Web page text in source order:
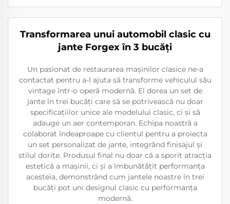
Transformarea unui automobil clasic cu
jante Forgex în 3 bucăți
Un pasionat de restaurarea mașinilor clasice ne-a
contactat pentru a-l ajuta să transforme vehiculul său
vintage într-o operă modernă. El dorea un set de
jante în trei bucăți care să se potrivească nu doar
specificațiilor unice ale modelului clasic, ci și să
adauge un aer contemporan. Echipa noastră a
colaborat îndeaproape cu clientul pentru a proiecta
un set personalizat de jante, integrând finisajul și
stilul dorite. Produsul final nu doar că a sporit atracția
estetică a mașinii, ci și a îmbunătățit performanța
acesteia, demonstrând cum jantele noastre în trei
bucăți pot uni designul clasic cu performanța
modernă.